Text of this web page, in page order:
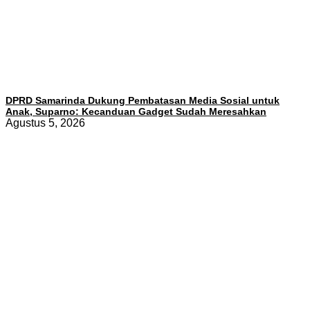
DPRD Samarinda Dukung Pembatasan Media Sosial untuk
Anak, Suparno: Kecanduan Gadget Sudah Meresahkan
Agustus 5, 2026